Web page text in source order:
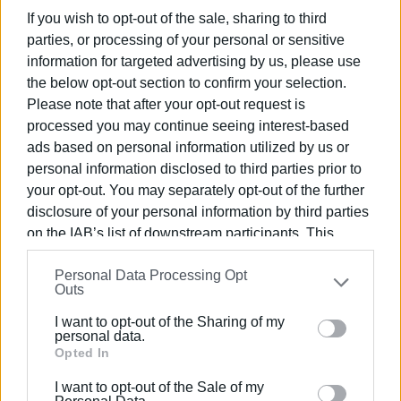
If you wish to opt-out of the sale, sharing to third
parties, or processing of your personal or sensitive
information for targeted advertising by us, please use
the below opt-out section to confirm your selection.
Please note that after your opt-out request is
processed you may continue seeing interest-based
ads based on personal information utilized by us or
personal information disclosed to third parties prior to
your opt-out. You may separately opt-out of the further
disclosure of your personal information by third parties
on the IAB’s list of downstream participants. This
information may also be disclosed by us to third parties
on theIAB’s List of Downstream Participants
that may
further disclose it to other third parties.
Please note that this website/app uses one or more
Google services and may gather and store information
behaviour. You may click to grant or deny consent to
Personal Data Processing Opt
Outs
I want to opt-out of the Sharing of my
personal data.
Opted In
I want to opt-out of the Sale of my
ΑΕ Φαιάκων 61
Δίας Κασσιώπης 45
Εθνικός Περουλάδων 43
Ηρακλής Σφακερών 26
Νότιος Όμιλος
Αποτέλεσμα/Πρόγραμμα (4η αγων.)
Ομόνοια-Μπενίτσες 0-2
Κυριακή 2/4/2023 ώρα 16:00
Μ. Αλέξανδρος - Βολίδα
Βαθμολογία
Ομόνοια 51
Βολίδα 42